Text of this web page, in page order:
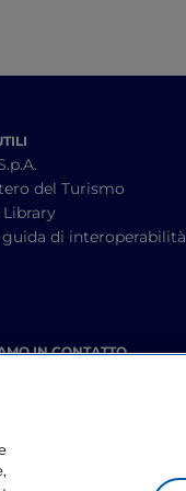
del Turismo
guida di interoperabilità
IN CONTATTO